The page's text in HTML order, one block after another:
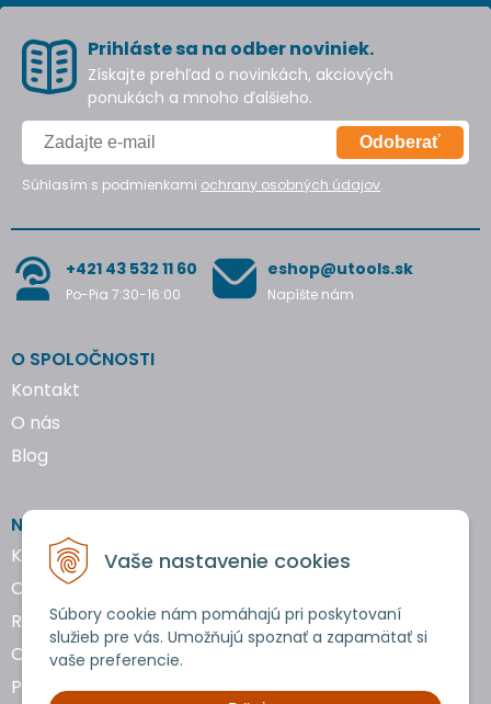
Vaše nastavenie cookies
Súbory cookie nám pomáhajú pri poskytovaní
služieb pre vás. Umožňujú spoznať a zapamätať si
vaše preferencie.
Prihláste sa na odber noviniek.
Získajte prehľad o novinkách, akciových
ponukách a mnoho ďalšieho.
Odoberať
Súhlasím s podmienkami ochrany osobných údajov.
+421 43 532 11 60
Po-Pia 7:30-16:00
eshop@utools.sk
Napíšte nám
O SPOLOČNOSTI
Kontakt
O nás
Blog
NAKUPOVANIE
Katalógy náradia
Obchodné podmienky
Reklamácie a vrátenie tovaru
Ochrana osobných údajov
Používanie cookies